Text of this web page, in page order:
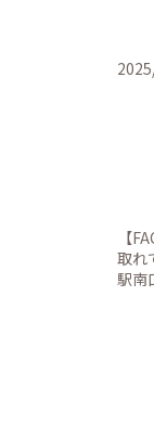
【
取れ
駅